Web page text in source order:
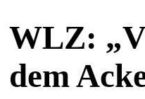
WLZ:
dem